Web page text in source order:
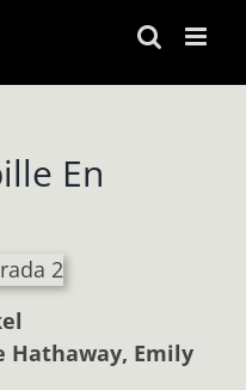
En
Hathaway, Emily